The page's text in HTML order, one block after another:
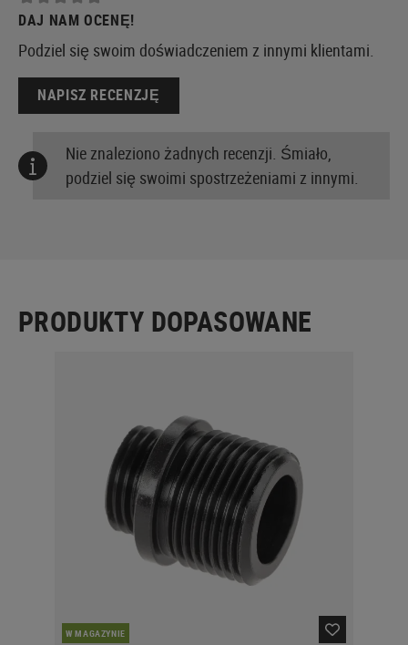
DAJ NAM OCENĘ!
Podziel się swoim doświadczeniem z innymi klientami.
NAPISZ RECENZJĘ
Nie znaleziono żadnych recenzji. Śmiało,
podziel się swoimi spostrzeżeniami z innymi.
PRODUKTY DOPASOWANE
W MAGAZYNIE